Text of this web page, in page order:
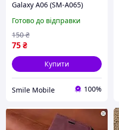
Galaxy A06 (SM-A065)
глянсовий акрил, з
принтом «дівчина з
квітами», протиударний б
Готово до відправки
75₴
150 ₴
Купити
Smile Mobile 100%